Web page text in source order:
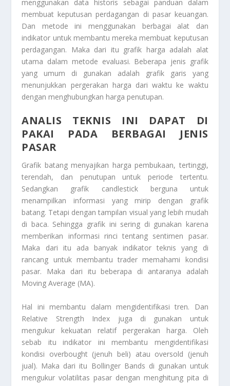
menggunakan data historis sebagai panduan dalam
membuat keputusan perdagangan di pasar keuangan.
Dan metode ini menggunakan berbagai alat dan
indikator untuk membantu mereka membuat keputusan
perdagangan. Maka dari itu grafik harga adalah alat
utama dalam metode evaluasi. Beberapa jenis grafik
yang umum di gunakan adalah grafik garis yang
menunjukkan pergerakan harga dari waktu ke waktu
dengan menghubungkan harga penutupan.
ANALIS TEKNIS INI DAPAT DI
PAKAI PADA BERBAGAI JENIS
PASAR
Grafik batang menyajikan harga pembukaan, tertinggi,
terendah, dan penutupan untuk periode tertentu.
Sedangkan grafik candlestick berguna untuk
menampilkan informasi yang mirip dengan grafik
batang. Tetapi dengan tampilan visual yang lebih mudah
di baca. Sehingga grafik ini sering di gunakan karena
memberikan informasi rinci tentang sentimen pasar.
Maka dari itu ada banyak indikator teknis yang di
rancang untuk membantu trader memahami kondisi
pasar. Maka dari itu beberapa di antaranya adalah
Moving Average (MA).
Hal ini membantu dalam mengidentifikasi tren. Dan
Relative Strength Index juga di gunakan untuk
mengukur kekuatan relatif pergerakan harga. Oleh
sebab itu indikator ini membantu mengidentifikasi
kondisi overbought (jenuh beli) atau oversold (jenuh
jual). Maka dari itu Bollinger Bands di gunakan untuk
mengukur volatilitas pasar dengan menghitung pita di